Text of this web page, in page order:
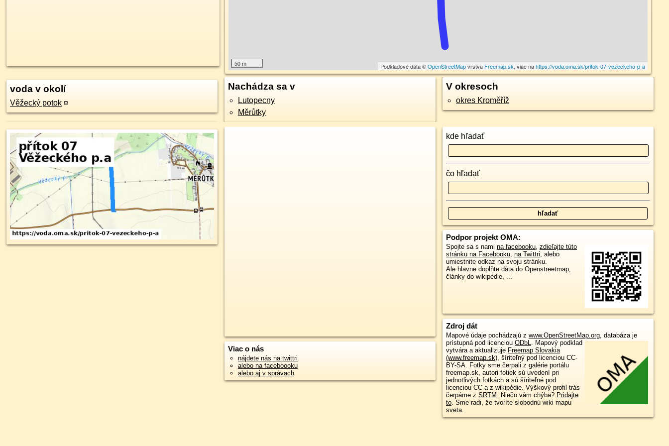
50 m Podkladové dáta ©OpenStreetMapvrstva Freemap.sk, viac nahttps://voda.oma.sk/pritok-07-vezeckeho-p-a
voda v okolí
Věžecký potok ¤
Nachádza sa v
Lutopecny
Měrůtky
V okresoch
okres Kroměříž
Viac o nás
nájdete nás na twittri
alebo na faceboooku
alebo aj v správach
kde hľadať
čo hľadať
Podpor projekt OMA:
Spojte sa s nami na facebooku, zdieľajte túto
stránku na Facebooku, na Twittri, alebo
umiestnite odkaz na svoju stránku.
Ale hlavne doplňte dáta do Openstreetmap,
články do wikipédie, ...
Zdroj dát
Mapové údaje pochádzajú z www.OpenStreetMap.org, databáza je
prístupná pod licenciou ODbL. Mapový podklad
vytvára a aktualizuje Freemap Slovakia
(www.freemap.sk), šíriteľný pod licenciou CC-
BY-SA. Fotky sme čerpali z galérie portálu
freemap.sk, autori fotiek sú uvedení pri
jednotlivých fotkách a sú šíriteľné pod
licenciou CC a z wikipédie. Výškový profil trás
čerpáme z SRTM . Niečo vám chýba? Pridajte
to. Sme radi, že tvoríte slobodnú wiki mapu
sveta.